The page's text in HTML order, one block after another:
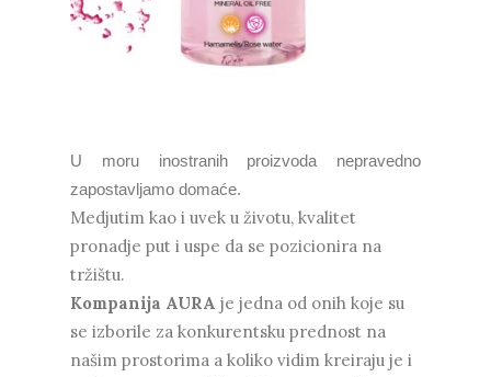
U moru inostranih proizvoda nepravedno
zapostavljamo domaće.
Medjutim kao i uvek u životu, kvalitet
pronadje put i uspe da se pozicionira na
tržištu.
Kompanija AURA je jedna od onih koje su
se izborile za konkurentsku prednost na
našim prostorima a koliko vidim kreiraju je i